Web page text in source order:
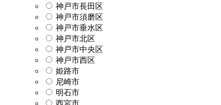
神戸市長田区
神戸市須磨区
神戸市垂水区
神戸市北区
神戸市中央区
神戸市西区
姫路市
尼崎市
明石市
西宮市